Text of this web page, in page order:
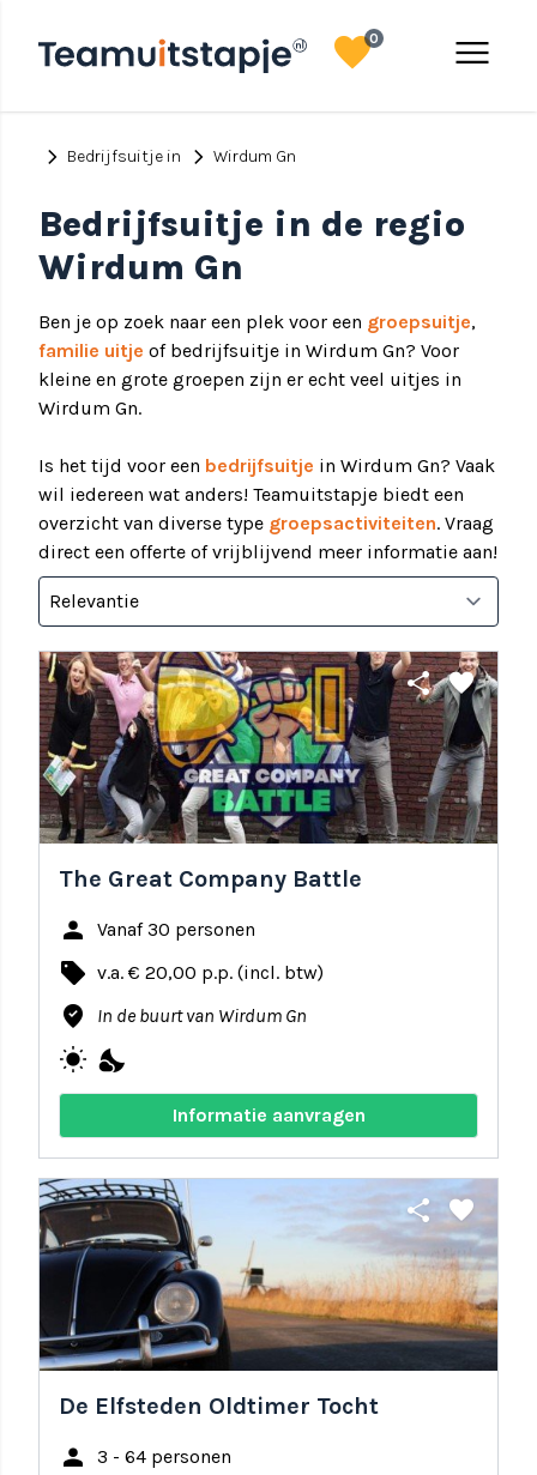
menu
favorite0
chevron_right Bedrijfsuitje in chevron_right Wirdum Gn
Bedrijfsuitje in de regio
Wirdum Gn
Ben je op zoek naar een plek voor een groepsuitje,
familie uitje of bedrijfsuitje in Wirdum Gn? Voor
kleine en grote groepen zijn er echt veel uitjes in
Wirdum Gn.
Is het tijd voor een bedrijfsuitje in Wirdum Gn? Vaak
wil iedereen wat anders! Teamuitstapje biedt een
overzicht van diverse type groepsactiviteiten. Vraag
direct een offerte of vrijblijvend meer informatie aan!
share favorite
The Great Company Battle
person Vanaf 30 personen
local_offer v.a. € 20,00 p.p. (incl. btw)
where_to_vote In de buurt van Wirdum Gn
wb_sunny nights_stay
Informatie aanvragen
share favorite
De Elfsteden Oldtimer Tocht
person 3 - 64 personen